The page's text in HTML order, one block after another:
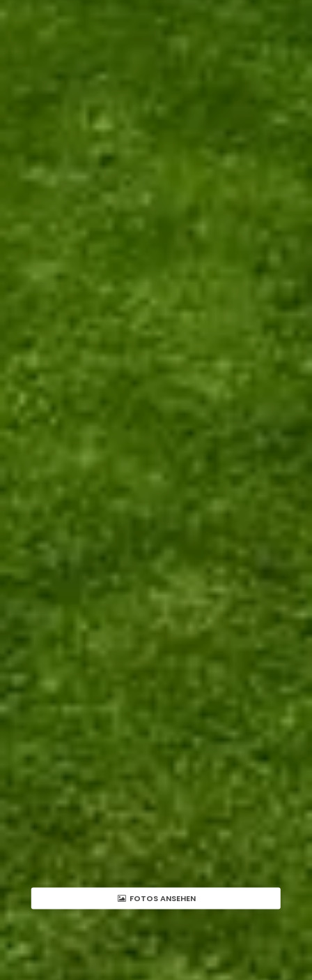
FOTOS ANSEHEN